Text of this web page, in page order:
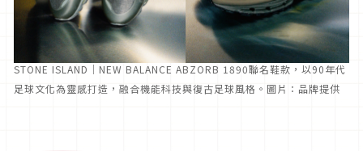
STONE ISLAND｜NEW BALANCE ABZORB 1890聯名鞋款，以90年代
足球文化為靈感打造，融合機能科技與復古足球風格。圖片：品牌提供